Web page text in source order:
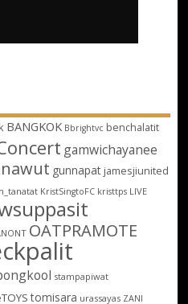
BANGKOK Bbrightvc benchalatit
gamwichayanee
gunnapat jamesjiunited
KristSingtoFC kristtps LIVE
OATPRAMOTE
stampapiwat
tomisara urassayas ZANI